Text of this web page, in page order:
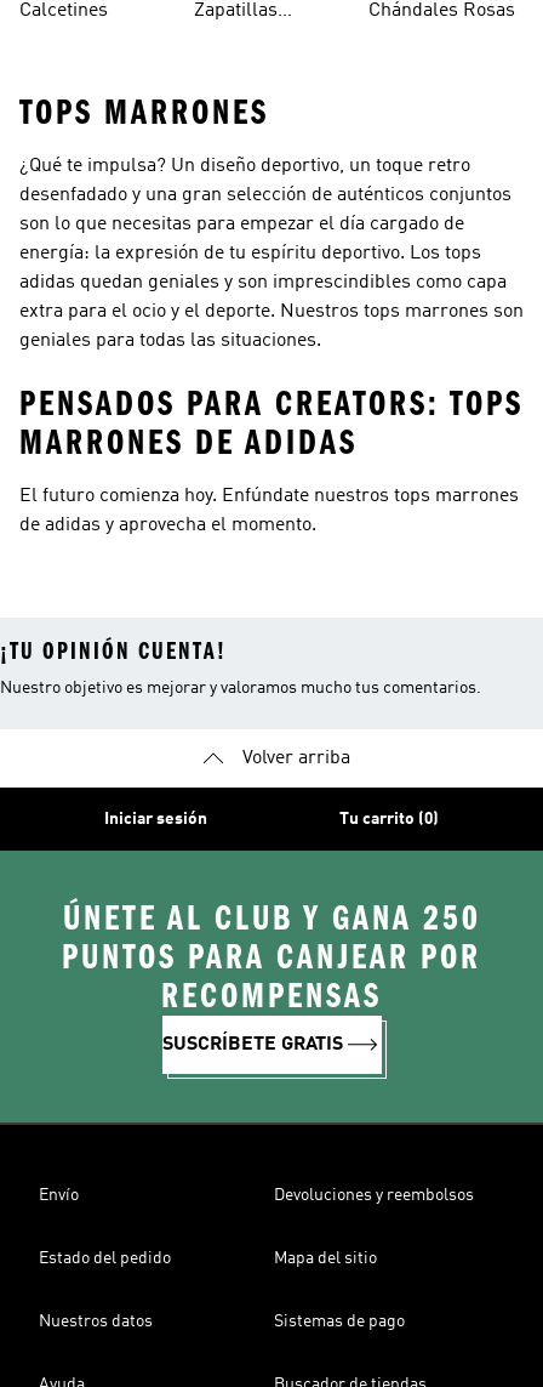
Blancos
Calcetines
Zapatillas
Chándales Rosas
TOPS MARRONES
¿Qué te impulsa? Un diseño deportivo, un toque retro
desenfadado y una gran selección de auténticos conjuntos
son lo que necesitas para empezar el día cargado de
energía: la expresión de tu espíritu deportivo. Los tops
adidas quedan geniales y son imprescindibles como capa
extra para el ocio y el deporte. Nuestros tops marrones son
geniales para todas las situaciones.
PENSADOS PARA CREATORS: TOPS
MARRONES DE ADIDAS
El futuro comienza hoy. Enfúndate nuestros tops marrones
de adidas y aprovecha el momento.
¡TU OPINIÓN CUENTA!
Nuestro objetivo es mejorar y valoramos mucho tus comentarios.
Volver arriba
Iniciar sesión Tu carrito (0)
ÚNETE AL CLUB Y GANA 250
PUNTOS PARA CANJEAR POR
RECOMPENSAS
SUSCRÍBETE GRATIS
Envío Devoluciones y reembolsos
Estado del pedido Mapa del sitio
Nuestros datos Sistemas de pago